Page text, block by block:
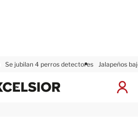
Se jubilan 4 perros detectores Jalapeños
I
x